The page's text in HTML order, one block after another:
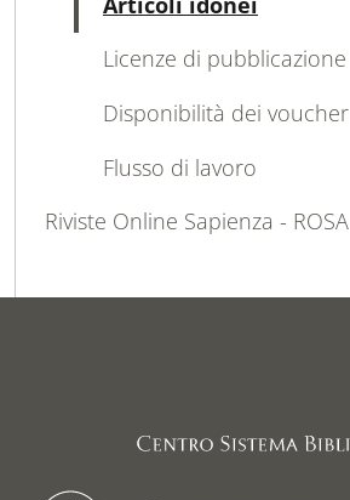
Licenze di pubblicazione
Disponibilità dei voucher
Flusso di lavoro
Riviste Online Sapienza - ROSA